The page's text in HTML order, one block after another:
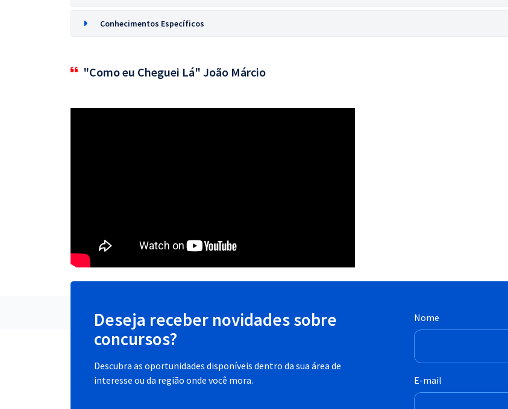
Conhecimentos Específicos
"Como eu Cheguei Lá" João Márcio
Deseja receber novidades sobre
concursos?
Descubra as oportunidades disponíveis dentro da sua área de
interesse ou da região onde você mora.
Nome
E-mail